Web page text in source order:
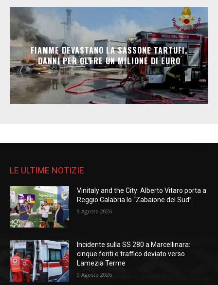
FIAMME DEVASTANO LA SASSONE TARTUFI,
DANNI PER OLTRE UN MILIONE DI EURO
LE ULTIME NOTIZIE
Vinitaly and the City: Alberto Vitaro porta a
Reggio Calabria lo “Zabaione del Sud”.
9 Agosto 2026
Incidente sulla SS 280 a Marcellinara:
cinque feriti e traffico deviato verso
Lamezia Terme
9 Agosto 2026